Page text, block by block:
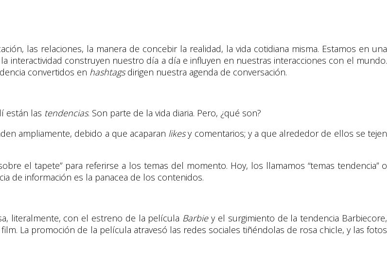
las relaciones, la manera de concebir la realidad, la vida cotidiana misma. Estamos en una
interactividad construyen nuestro día a día e influyen en nuestras interacciones con el mundo.
convertidos en hashtagsdirigen nuestra agenda de conversación.
están las tendencias. Son parte de la vida diaria. Pero, ¿qué son?
ampliamente, debido a que acaparan likesy comentarios; y a que alrededor de ellos se tejen
el tapete” para referirse a los temas del momento. Hoy, los llamamos “temas tendencia” o
de información es la panacea de los contenidos.
literalmente, con el estreno de la película Barbiey el surgimiento de la tendencia Barbiecore,
La promoción de la película atravesó las redes sociales tiñéndolas de rosa chicle, y las fotos